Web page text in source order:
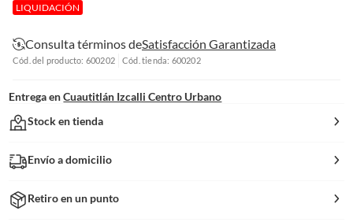
LIQUIDACIÓN
Consulta términos deSatisfacción Garantizada
Cód. del producto: 600202 Cód. tienda: 600202
Entrega en Cuautitlán Izcalli Centro Urbano
Stock en tienda
Envío a domicilio
Retiro en un punto